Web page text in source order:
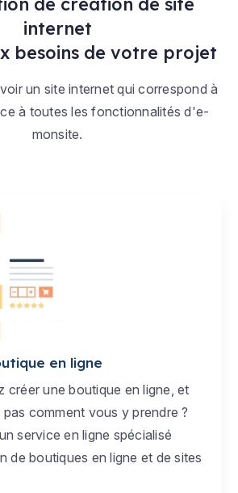
internet
besoins de votre projet
un site internet qui correspond à
à toutes les fonctionnalités d'e-
monsite.
en ligne
créer une boutique en ligne, et
comment vous y prendre ?
service en ligne spécialisé
de boutiques en ligne et de sites